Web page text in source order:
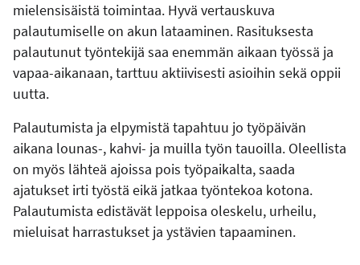
mielensisäistä toimintaa. Hyvä vertauskuva
palautumiselle on akun lataaminen. Rasituksesta
palautunut työntekijä saa enemmän aikaan työssä ja
vapaa-aikanaan, tarttuu aktiivisesti asioihin sekä oppii
uutta.
Palautumista ja elpymistä tapahtuu jo työpäivän
aikana lounas-, kahvi- ja muilla työn tauoilla. Oleellista
on myös lähteä ajoissa pois työpaikalta, saada
ajatukset irti työstä eikä jatkaa työntekoa kotona.
Palautumista edistävät leppoisa oleskelu, urheilu,
mieluisat harrastukset ja ystävien tapaaminen.